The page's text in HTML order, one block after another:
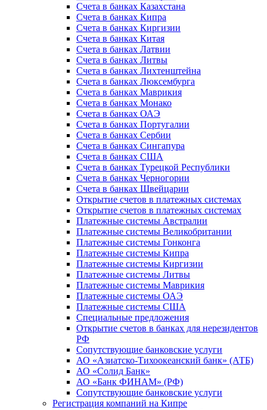
Счета в банках Казахстана
Счета в банках Кипра
Счета в банках Киргизии
Счета в банках Китая
Счета в банках Латвии
Счета в банках Литвы
Счета в банках Лихтенштейна
Счета в банках Люксембурга
Счета в банках Маврикия
Счета в банках Монако
Счета в банках ОАЭ
Счета в банках Португалии
Счета в банках Сербии
Счета в банках Сингапура
Счета в банках США
Счета в банках Турецкой Республики
Счета в банках Черногории
Счета в банках Швейцарии
Открытие счетов в платежных системах
Открытие счетов в платежных системах
Платежные системы Австралии
Платежные системы Великобритании
Платежные системы Гонконга
Платежные системы Кипра
Платежные системы Киргизии
Платежные системы Литвы
Платежные системы Маврикия
Платежные системы ОАЭ
Платежные системы США
Специальные предложения
Открытие счетов в банках для нерезидентов
РФ
Сопутствующие банковские услуги
АО «Азиатско-Тихоокеанский банк» (АТБ)
АО «Солид Банк»
АО «Банк ФИНАМ» (РФ)
Сопутствующие банковские услуги
Регистрация компаний на Кипре